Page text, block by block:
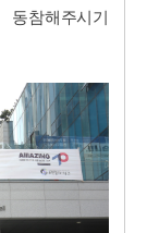
참해주시기